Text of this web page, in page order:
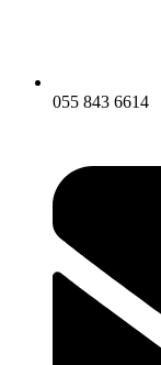
055 843 6614